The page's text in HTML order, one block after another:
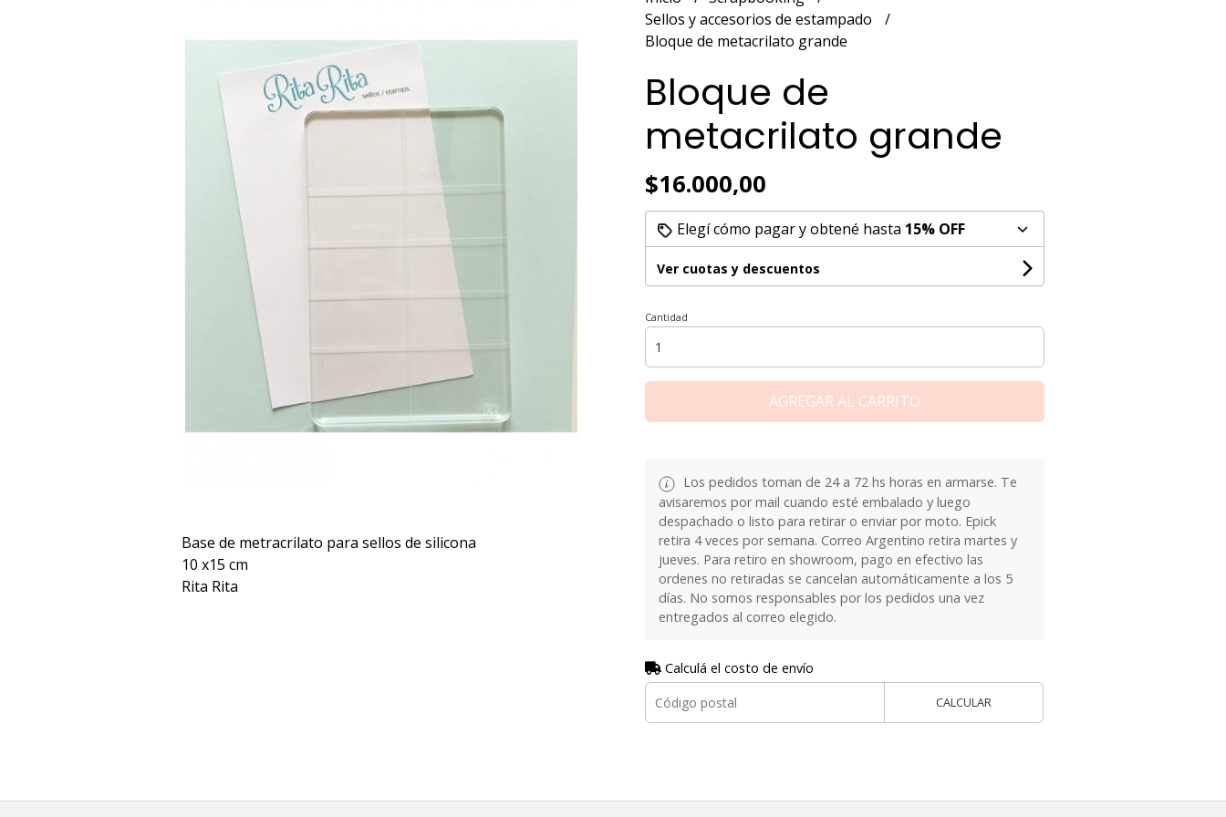
Base de metracrilato para sellos de silicona
10 x15 cm
Rita Rita
Sellos y accesorios de estampado
Bloque de metacrilato grande
Bloque de
metacrilato grande
$16.000,00
Elegí cómo pagar y obtené hasta 15% OFF
Ver cuotas y descuentos
Cantidad
AGREGAR AL CARRITO
Los pedidos toman de 24 a 72 hs horas en armarse. Te
avisaremos por mail cuando esté embalado y luego
despachado o listo para retirar o enviar por moto. Epick
retira 4 veces por semana. Correo Argentino retira martes y
jueves. Para retiro en showroom, pago en efectivo las
ordenes no retiradas se cancelan automáticamente a los 5
días. No somos responsables por los pedidos una vez
entregados al correo elegido.
Calculá el costo de envío
CALCULAR